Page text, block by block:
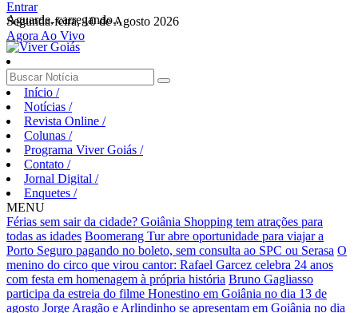
Aguarde, carregando...
Entrar
Segunda-feira, 10 de Agosto 2026
Agora Ao Vivo
Início /
Notícias /
Revista Online /
Colunas /
Programa Viver Goiás /
Contato /
Jornal Digital /
Enquetes /
MENU
Férias sem sair da cidade? Goiânia Shopping tem atrações para
todas as idades Boomerang Tur abre oportunidade para viajar a
Porto Seguro pagando no boleto, sem consulta ao SPC ou Serasa O
menino do circo que virou cantor: Rafael Garcez celebra 24 anos
com festa em homenagem à própria história Bruno Gagliasso
participa da estreia do filme Honestino em Goiânia no dia 13 de
agosto Jorge Aragão e Arlindinho se apresentam em Goiânia no dia